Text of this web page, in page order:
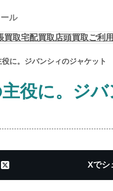
ル
買取宅配買取店頭買取ご利
に。ジバンシィのジャケット
役に。ジ
X